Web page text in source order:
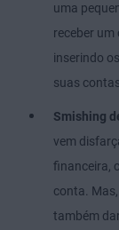
uma
receber um
inserindo
suas
Smishing
vem
financeira,
conta.
também